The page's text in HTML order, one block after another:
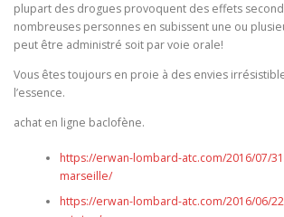
plupart des drogues provoquent des effets
nombreuses personnes en subissent une ou
peut être administré soit par voie orale!
Vous êtes toujours en proie à des envies
l’essence.
achat en ligne baclofène.
https://erwan-lombard-atc.com/2016/07/
marseille/
https://erwan-lombard-atc.com/2016/06/